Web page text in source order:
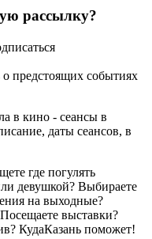
рассылку?
предстоящих событиях
в кино - сеансы в
даты сеансов, в
где погулять
девушкой? Выбираете
на выходные?
выставки?
КудаКазань поможет!